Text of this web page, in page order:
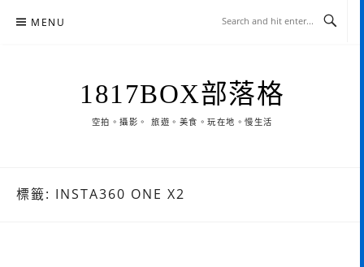
MENU
1817BOX部落格
空拍。攝影。 旅遊。美食。玩在地。慢生活
標籤: INSTA360 ONE X2